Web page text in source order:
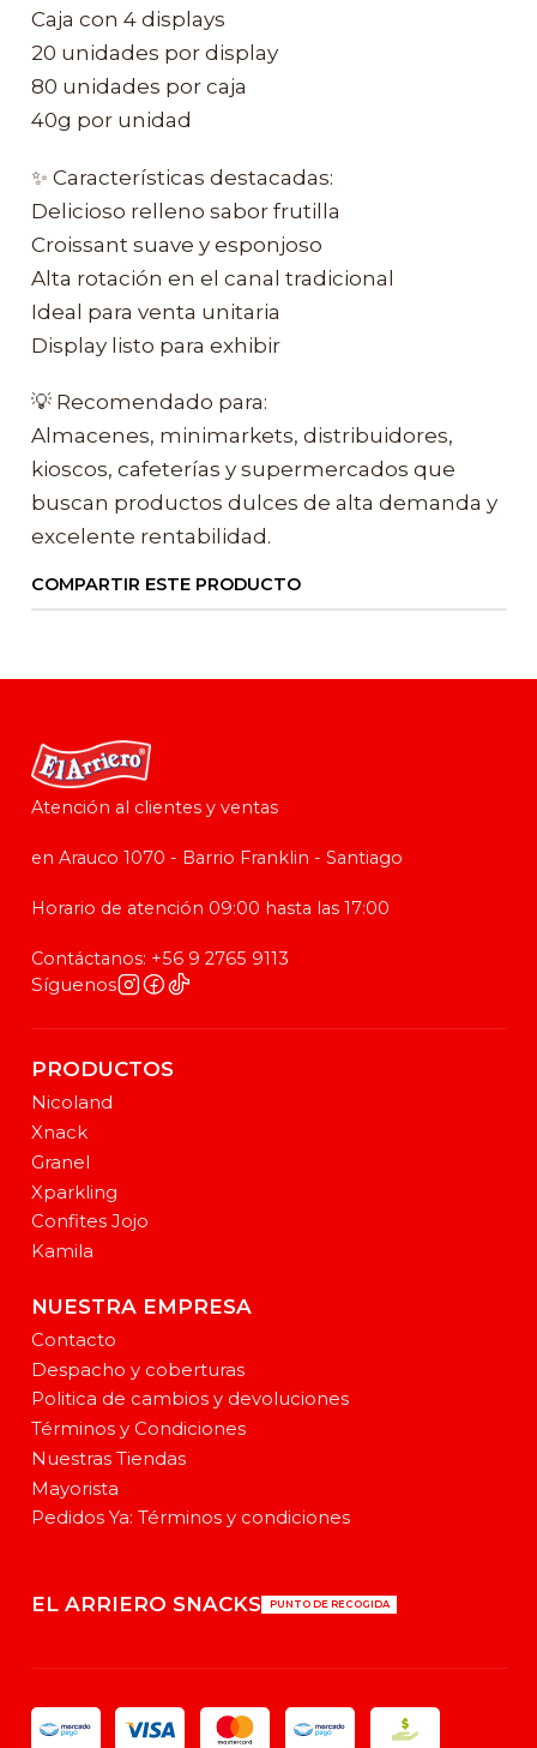
Caja con 4 displays
20 unidades por display
80 unidades por caja
40g por unidad
✨ Características destacadas:
Delicioso relleno sabor frutilla
Croissant suave y esponjoso
Alta rotación en el canal tradicional
Ideal para venta unitaria
Display listo para exhibir
💡 Recomendado para:
Almacenes, minimarkets, distribuidores,
kioscos, cafeterías y supermercados que
buscan productos dulces de alta demanda y
excelente rentabilidad.
COMPARTIR ESTE PRODUCTO
Atención al clientes y ventas
en Arauco 1070 - Barrio Franklin - Santiago
Horario de atención 09:00 hasta las 17:00
Contáctanos: +56 9 2765 9113
Síguenos
PRODUCTOS
Nicoland
Xnack
Granel
Xparkling
Confites Jojo
Kamila
NUESTRA EMPRESA
Contacto
Despacho y coberturas
Politica de cambios y devoluciones
Términos y Condiciones
Nuestras Tiendas
Mayorista
Pedidos Ya: Términos y condiciones
EL ARRIERO SNACKS PUNTO DE RECOGIDA